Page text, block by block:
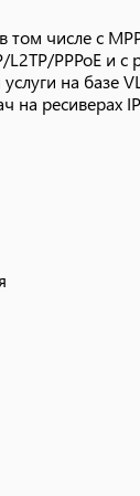
без затрат
ресурсам
TCP/UDP-портов
числе с
PPPoE и с
на базе
на ресиверах